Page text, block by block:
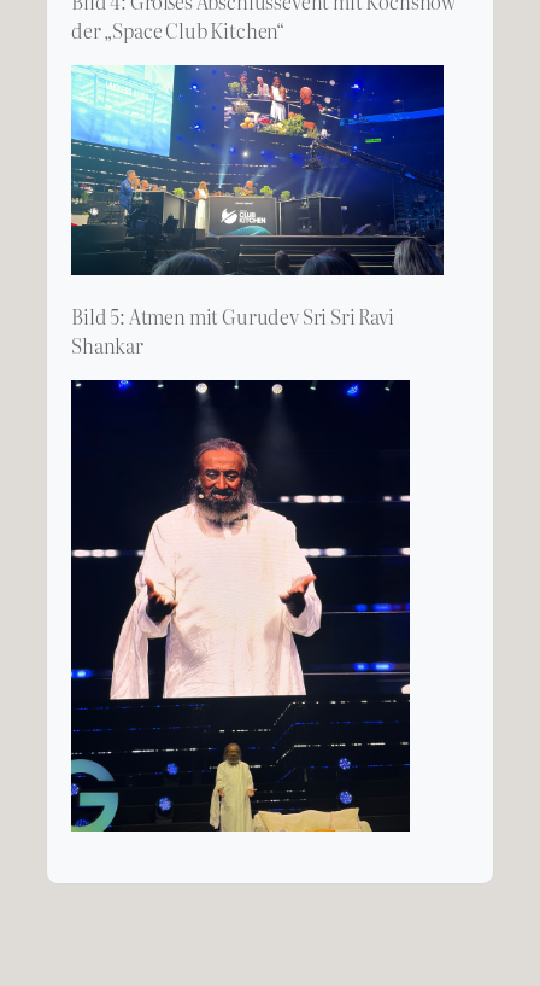
der „Space Club Kitchen“
Bild 5: Atmen mit Gurudev Sri Sri Ravi
Shankar